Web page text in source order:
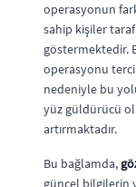
operasyonun
sahip kişiler
göstermektedir.
operasyonu
nedeniyle bu
yüz güldürücü
artırmaktadır.
Bu bağlamda,
güncel bilgilerin